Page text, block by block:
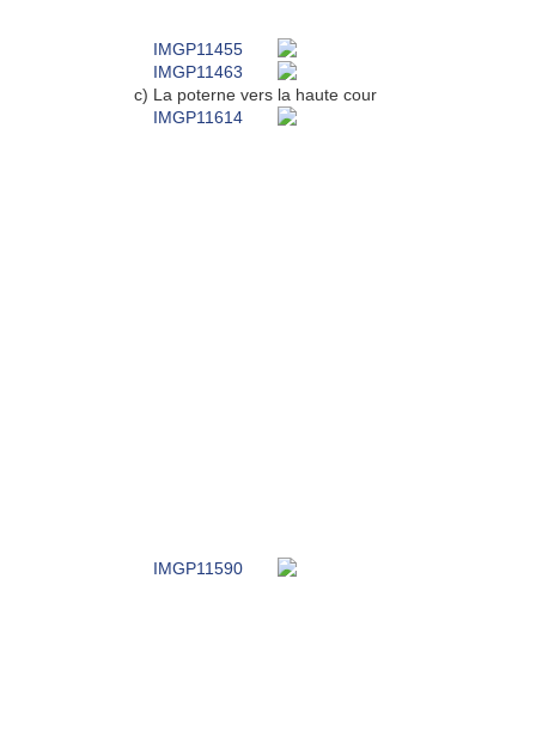
c) La poterne vers la haute cour